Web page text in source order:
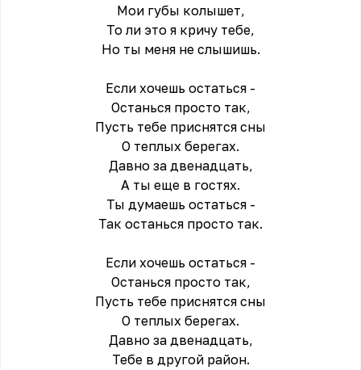
Mои губы колышет,
То ли это я кричу тебе,
Но ты меня не слышишь.
Если хочешь остаться -
Останься просто так,
Пусть тебе приснятся сны
О тeплых берегах.
Давно за двенадцать,
А ты ещe в гостях.
Ты думаешь остаться -
Так останься просто так.
Если хочешь остаться -
Останься просто так,
Пусть тебе приснятся сны
О тeплых берегах.
Давно за двенадцать,
Тебе в другой район.